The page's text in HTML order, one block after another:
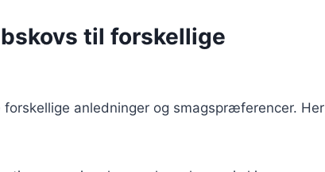
til forskellige
anledninger og smagspræferencer. Her